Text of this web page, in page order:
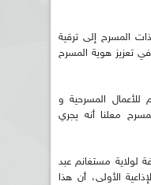
المسرح إلى ترقية
تعزيز هوية المسرح
للأعمال المسرحية و
معلنا أنه يجري
لولاية مستغانم عبد
الأولى، أن هذا